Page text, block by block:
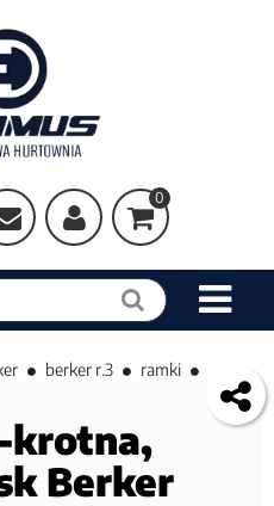
0
berker r.3 ramki
krotna,
Berker